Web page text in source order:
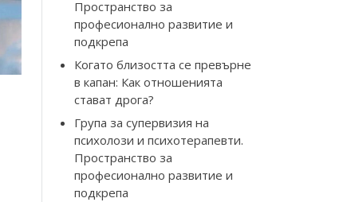
Пространство за
професионално развитие и
подкрепа
Когато близостта се превърне
в капан: Как отношенията
стават дрога?
Група за супервизия на
психолози и психотерапевти.
Пространство за
професионално развитие и
подкрепа